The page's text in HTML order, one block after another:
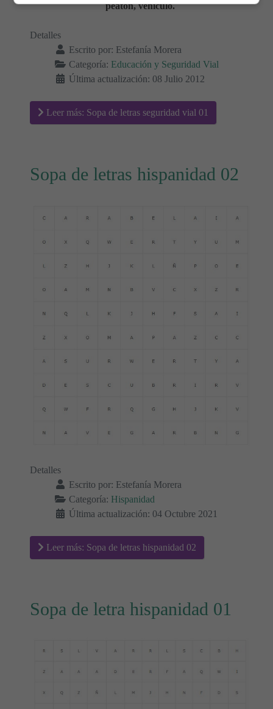
peatón, vehículo.
Detalles
Escrito por: Estefanía Morera
Categoría: Educación y Seguridad Vial
Última actualización: 08 Julio 2012
Leer más: Sopa de letras seguridad vial 01
Sopa de letras hispanidad 02
Detalles
Escrito por: Estefanía Morera
Categoría: Hispanidad
Última actualización: 04 Octubre 2021
Leer más: Sopa de letras hispanidad 02
Sopa de letra hispanidad 01